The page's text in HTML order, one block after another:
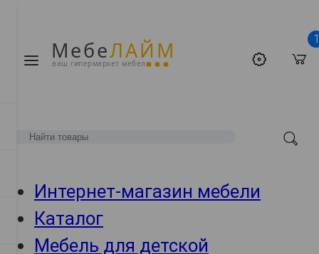
МебеЛАЙМ
ваш гипермаркет мебели
1
Интернет-магазин мебели
Каталог
Мебель для детской